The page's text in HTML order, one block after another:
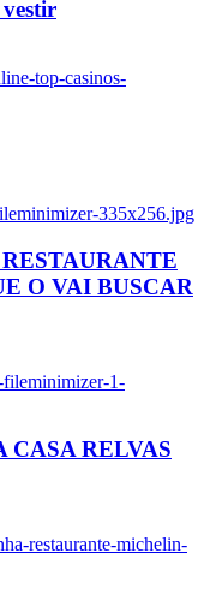
top-casinos-
335x256.jpg
O VAI BUSCAR
fileminimizer-1-
CASA RELVAS
restaurante-michelin-